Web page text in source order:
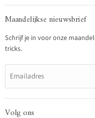
Maandelijkse nieuwsbrief
Schrijf je in voor onze
tricks.
Emailadres
Volg ons